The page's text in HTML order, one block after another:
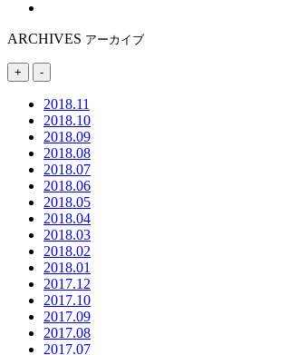
ARCHIVES アーカイブ
+ -
2018.11
2018.10
2018.09
2018.08
2018.07
2018.06
2018.05
2018.04
2018.03
2018.02
2018.01
2017.12
2017.10
2017.09
2017.08
2017.07